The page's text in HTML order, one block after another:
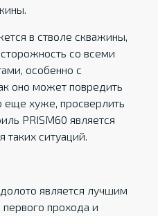
в стволе скважины,
со всеми
особенно с
оно может повредить
еще хуже, просверлить
PRISM60 является
ситуаций.
является лучшим
прохода и